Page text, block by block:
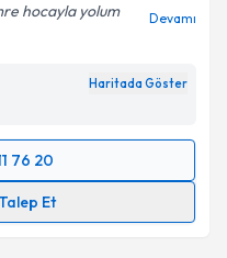
hocayla yolum
Devamı
Haritada Göster
76 20
Et